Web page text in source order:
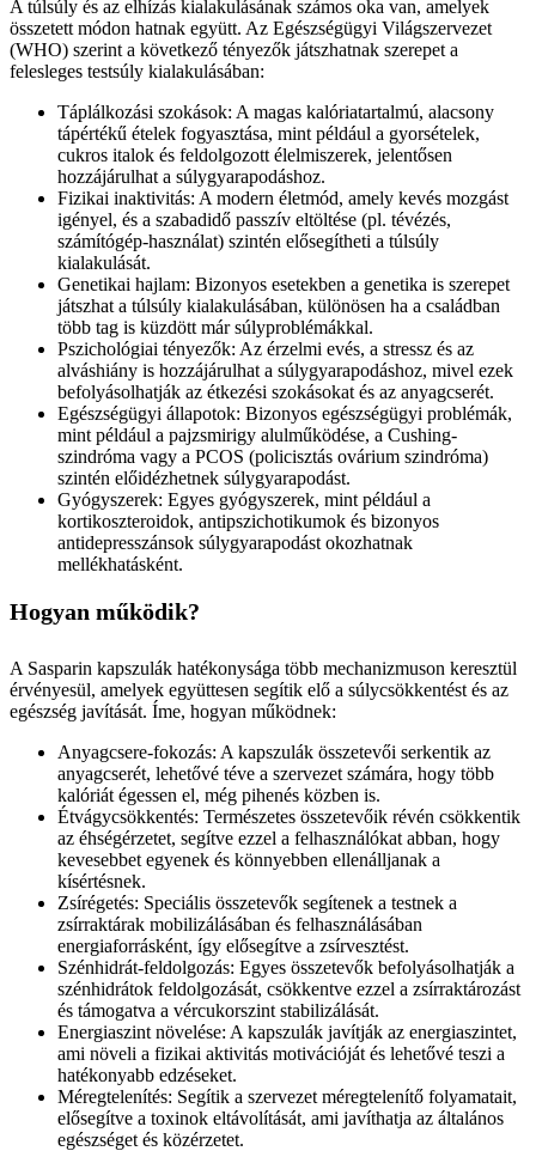
A túlsúly és az elhízás kialakulásának számos oka van, amelyek
összetett módon hatnak együtt. Az Egészségügyi Világszervezet
(WHO) szerint a következő tényezők játszhatnak szerepet a
felesleges testsúly kialakulásában:
Táplálkozási szokások: A magas kalóriatartalmú, alacsony
tápértékű ételek fogyasztása, mint például a gyorsételek,
cukros italok és feldolgozott élelmiszerek, jelentősen
hozzájárulhat a súlygyarapodáshoz.
Fizikai inaktivitás: A modern életmód, amely kevés mozgást
igényel, és a szabadidő passzív eltöltése (pl. tévézés,
számítógép-használat) szintén elősegítheti a túlsúly
kialakulását.
Genetikai hajlam: Bizonyos esetekben a genetika is szerepet
játszhat a túlsúly kialakulásában, különösen ha a családban
több tag is küzdött már súlyproblémákkal.
Pszichológiai tényezők: Az érzelmi evés, a stressz és az
alváshiány is hozzájárulhat a súlygyarapodáshoz, mivel ezek
befolyásolhatják az étkezési szokásokat és az anyagcserét.
Egészségügyi állapotok: Bizonyos egészségügyi problémák,
mint például a pajzsmirigy alulműködése, a Cushing-
szindróma vagy a PCOS (policisztás ovárium szindróma)
szintén előidézhetnek súlygyarapodást.
Gyógyszerek: Egyes gyógyszerek, mint például a
kortikoszteroidok, antipszichotikumok és bizonyos
antidepresszánsok súlygyarapodást okozhatnak
mellékhatásként.
Hogyan működik?
A Sasparin kapszulák hatékonysága több mechanizmuson keresztül
érvényesül, amelyek együttesen segítik elő a súlycsökkentést és az
egészség javítását. Íme, hogyan működnek:
Anyagcsere-fokozás: A kapszulák összetevői serkentik az
anyagcserét, lehetővé téve a szervezet számára, hogy több
kalóriát égessen el, még pihenés közben is.
Étvágycsökkentés: Természetes összetevőik révén csökkentik
az éhségérzetet, segítve ezzel a felhasználókat abban, hogy
kevesebbet egyenek és könnyebben ellenálljanak a
kísértésnek.
Zsírégetés: Speciális összetevők segítenek a testnek a
zsírraktárak mobilizálásában és felhasználásában
energiaforrásként, így elősegítve a zsírvesztést.
Szénhidrát-feldolgozás: Egyes összetevők befolyásolhatják a
szénhidrátok feldolgozását, csökkentve ezzel a zsírraktározást
és támogatva a vércukorszint stabilizálását.
Energiaszint növelése: A kapszulák javítják az energiaszintet,
ami növeli a fizikai aktivitás motivációját és lehetővé teszi a
hatékonyabb edzéseket.
Méregtelenítés: Segítik a szervezet méregtelenítő folyamatait,
elősegítve a toxinok eltávolítását, ami javíthatja az általános
egészséget és közérzetet.